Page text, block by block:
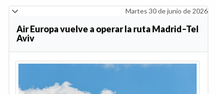
Martes 30 de junio de 2026
Air Europa vuelve a operar la ruta Madrid–Tel
Aviv